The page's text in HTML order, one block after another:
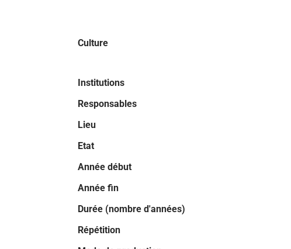
Culture
Institutions
Responsables
Lieu
Etat
Année début
Année fin
Durée (nombre d'années)
Répétition